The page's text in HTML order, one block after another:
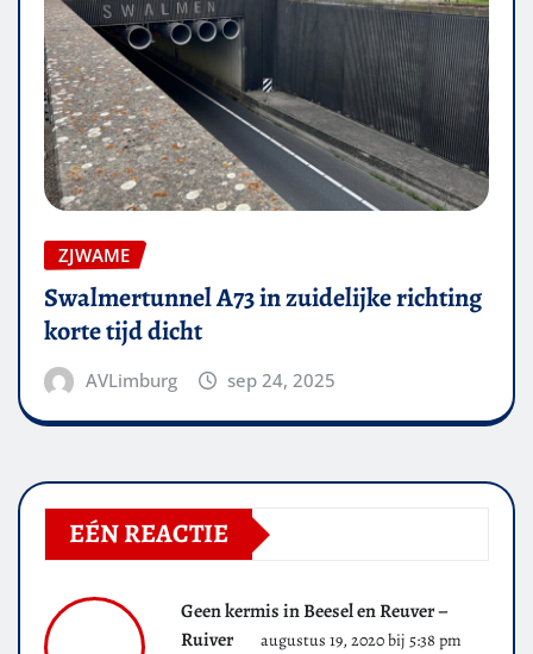
ZJWAME
Swalmertunnel A73 in zuidelijke richting
korte tijd dicht
AVLimburg sep 24, 2025
EÉN REACTIE
Geen kermis in Beesel en Reuver –
Ruiver
augustus 19, 2020 bij 5:38 pm